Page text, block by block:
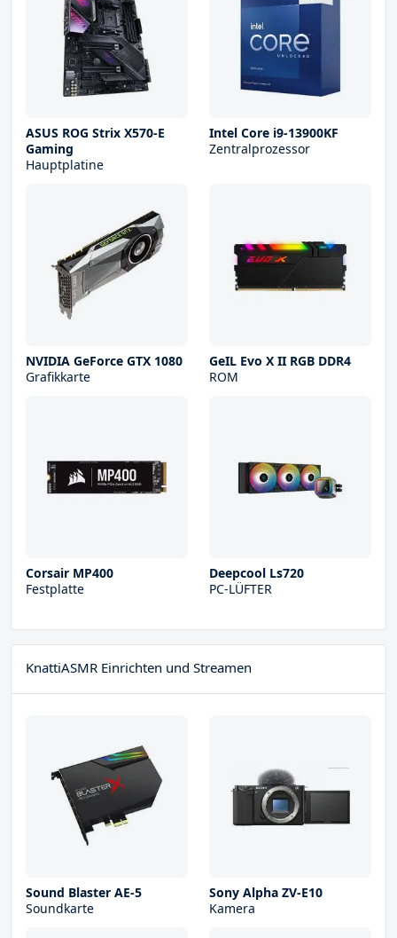
ASUS ROG Strix X570-E
Gaming
Hauptplatine
Intel Core i9-13900KF
Zentralprozessor
NVIDIA GeForce GTX 1080
Grafikkarte
GeIL Evo X II RGB DDR4
ROM
Corsair MP400
Festplatte
Deepcool Ls720
PC-LÜFTER
KnattiASMR Einrichten und Streamen
Sound Blaster AE-5
Soundkarte
Sony Alpha ZV-E10
Kamera